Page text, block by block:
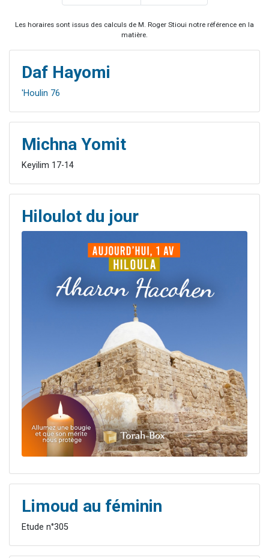
Les horaires sont issus des calculs de M. Roger Stioui notre référence en la
matière.
Daf Hayomi
'Houlin 76
Michna Yomit
Keyilim 17-14
Hiloulot du jour
Limoud au féminin
Etude n°305